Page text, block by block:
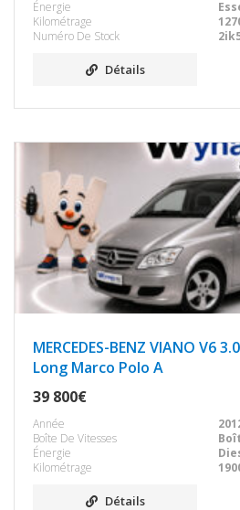
Énergie
Kilométrage
Numéro De Stock
Détails
MERCEDES-BENZ VIANO V6
Long Marco Polo A
39 800€
Année
Boîte De Vitesses
Énergie
Kilométrage
Détails